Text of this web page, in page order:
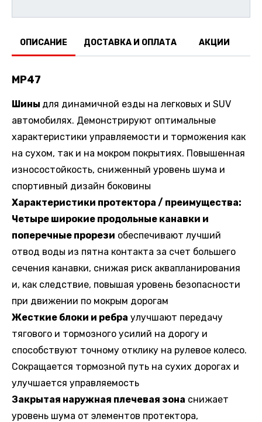
ОПИСАНИЕ ДОСТАВКА И ОПЛАТА АКЦИИ
MP47
Шины для динамичной езды на легковых и SUV
автомобилях. Демонстрируют оптимальные
характеристики управляемости и торможения как
на сухом, так и на мокром покрытиях. Повышенная
износостойкость, сниженный уровень шума и
спортивный дизайн боковины
Характеристики протектора / преимущества:
Четыре широкие продольные канавки и
поперечные прорези обеспечивают лучший
отвод воды из пятна контакта за счет большего
сечения канавки, снижая риск аквапланирования
и, как следствие, повышая уровень безопасности
при движении по мокрым дорогам
Жесткие блоки и ребра улучшают передачу
тягового и тормозного усилий на дорогу и
способствуют точному отклику на рулевое колесо.
Сокращается тормозной путь на сухих дорогах и
улучшается управляемость
Закрытая наружная плечевая зона снижает
уровень шума от элементов протектора,